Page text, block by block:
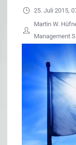
25. Juli 2015,
Martin W.
Management